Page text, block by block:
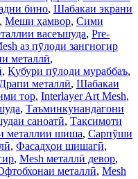
бино, Шабакаи экрани
, Меши ҳамвор, Сими
васеъшуда, Pre-
аз пӯлоди зангногир
металлӣ,
, Қубури пӯлоди мураббаъ,
Драпи металлӣ, Шабакаи
тор, Interlayer Art Mesh,
, Таъминкунандагони
саноатӣ, Тақсимоти
металлии шиша, Сарпӯши
, Фасадҳои шишагӣ,
, Mesh металлӣ девор,
металлӣ, Mesh